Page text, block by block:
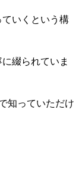
いくという構
綴られていま
知っていただけ